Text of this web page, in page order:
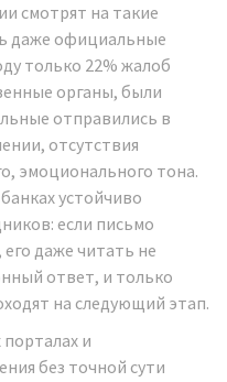
смотрят на такие
даже официальные
только 22% жалоб
органы, были
отправились в
отсутствия
эмоционального тона.
устойчиво
если письмо
его даже читать не
ответ, и только
на следующий этап.
и
без точной сути